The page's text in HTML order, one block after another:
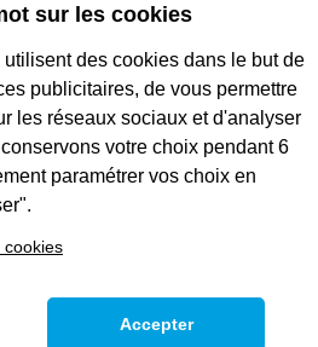
agente de
sur les cookies
des cookies dans le but de
publicitaires, de vous permettre
les réseaux sociaux et d'analyser
votre choix pendant 6
paramétrer vos choix en
cookies
Accepter